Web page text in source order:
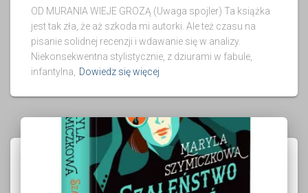
OD MURANIA WIEJE GROZĄ (Uwaga spojler) Ta książka
jest tak zła, że aż szkoda mi autorki. Ale też czasu na
pisanie solidnej recenzji i wdawanie się w analizy.
Niekonsekwentna stylistycznie, z dziurami w fabule,
infantylna,
Dowiedz się więcej